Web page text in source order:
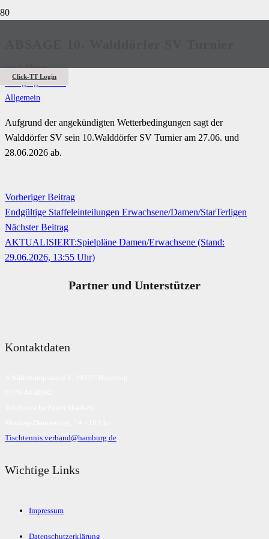
Click-TT Login
vor 1 Monat
Wolfgang Kuhfuß
Allgemein
Aufgrund der angekündigten Wetterbedingungen sagt der
Walddörfer SV sein 10.Walddörfer SV Turnier am 27.06. und
28.06.2026 ab.
Vorheriger Beitrag
Endgültige Staffeleinteilungen Erwachsene/Damen/StarTerligen
Nächster Beitrag
AKTUALISIERT:Spielpläne Damen/Erwachsene (Stand:
29.06.2026, 13:55 Uhr)
Partner und Unterstützer
Kontaktdaten
Tischtennis.verband@hamburg.de
Wichtige Links
Impressum
Datenschutzerklärung